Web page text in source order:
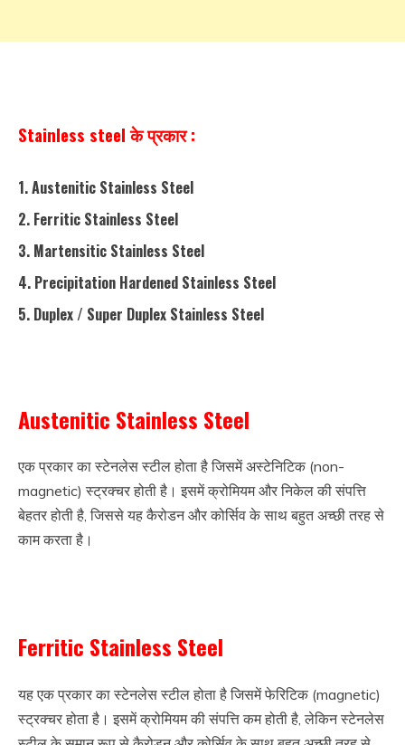
Stainless steel के प्रकार :
1. Austenitic Stainless Steel
2. Ferritic Stainless Steel
3. Martensitic Stainless Steel
4. Precipitation Hardened Stainless Steel
5. Duplex / Super Duplex Stainless Steel
Austenitic Stainless Steel
एक प्रकार का स्टेनलेस स्टील होता है जिसमें अस्टेनिटिक (non-
magnetic) स्ट्रक्चर होती है। इसमें क्रोमियम और निकेल की संपत्ति
बेहतर होती है, जिससे यह कैरोडन और कोर्सिव के साथ बहुत अच्छी तरह से
काम करता है।
Ferritic Stainless Steel
यह एक प्रकार का स्टेनलेस स्टील होता है जिसमें फेरिटिक (magnetic)
स्ट्रक्चर होता है। इसमें क्रोमियम की संपत्ति कम होती है, लेकिन स्टेनलेस